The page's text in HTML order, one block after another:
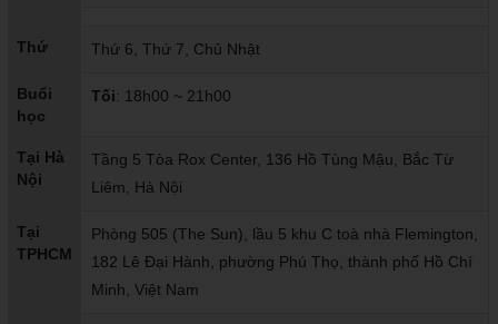
Thứ Thứ 6, Thứ 7, Chủ Nhật
Buổi
học
Tối: 18h00 ~ 21h00
Tại Hà
Nội
Tầng 5 Tòa Rox Center, 136 Hồ Tùng Mậu, Bắc Từ
Liêm, Hà Nội
Tại
TPHCM
Phòng 505 (The Sun), lầu 5 khu C toà nhà Flemington,
182 Lê Đại Hành, phường Phú Thọ, thành phố Hồ Chí
Minh, Việt Nam